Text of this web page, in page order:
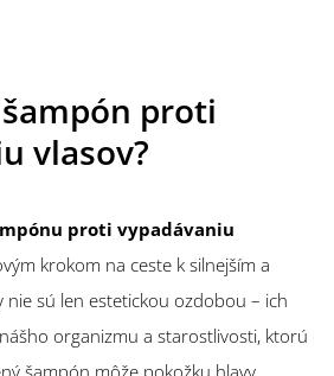
proti
vlasov?
proti vypadávaniu
krokom na ceste k silnejším a
nie sú len estetickou ozdobou – ich
organizmu a starostlivosti, ktorú
šampón môže pokožku hlavy